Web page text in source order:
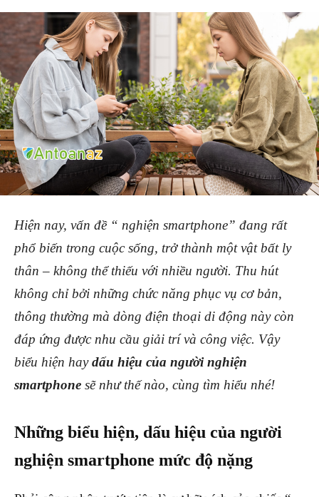
Hiện nay, vấn đề “ nghiện smartphone” đang rất
phổ biến trong cuộc sống, trở thành một vật bất ly
thân – không thể thiếu với nhiều người. Thu hút
không chỉ bởi những chức năng phục vụ cơ bản,
thông thường mà dòng điện thoại di động này còn
đáp ứng được nhu cầu giải trí và công việc. Vậy
biểu hiện haydấu hiệu của người nghiện
smartphone sẽ như thế nào, cùng tìm hiểu nhé!
Những biểu hiện, dấu hiệu của người
nghiện smartphone mức độ nặng